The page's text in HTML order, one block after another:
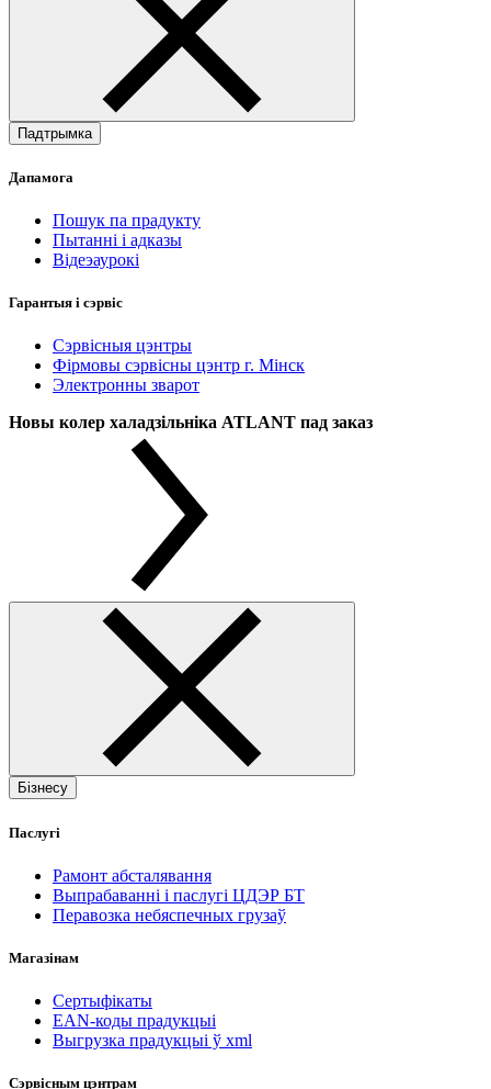
Падтрымка
Дапамога
Пошук па прадукту
Пытанні і адказы
Відеэаурокі
Гарантыя і сэрвіс
Сэрвісныя цэнтры
Фірмовы сэрвісны цэнтр г. Мінск
Электронны зварот
Новы колер халадзільніка ATLANT пад заказ
Бізнесу
Паслугі
Рамонт абсталявання
Выпрабаванні і паслугі ЦДЭР БТ
Перавозка небяспечных грузаў
Магазінам
Сертыфікаты
EAN-коды прадукцыі
Выгрузка прадукцыі ў xml
Сэрвісным цэнтрам